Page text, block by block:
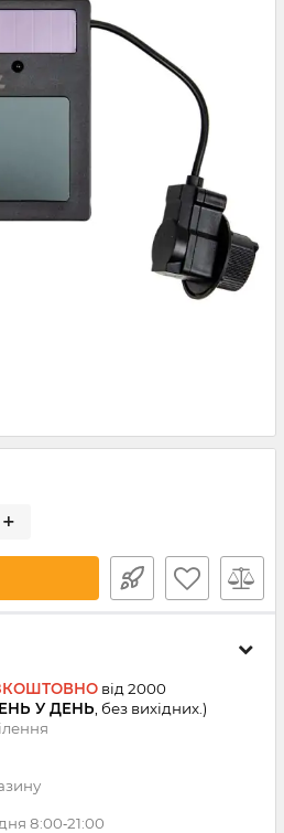
+
від 2000
У ДЕНЬ , без вихідних.)
8:00‑21:00